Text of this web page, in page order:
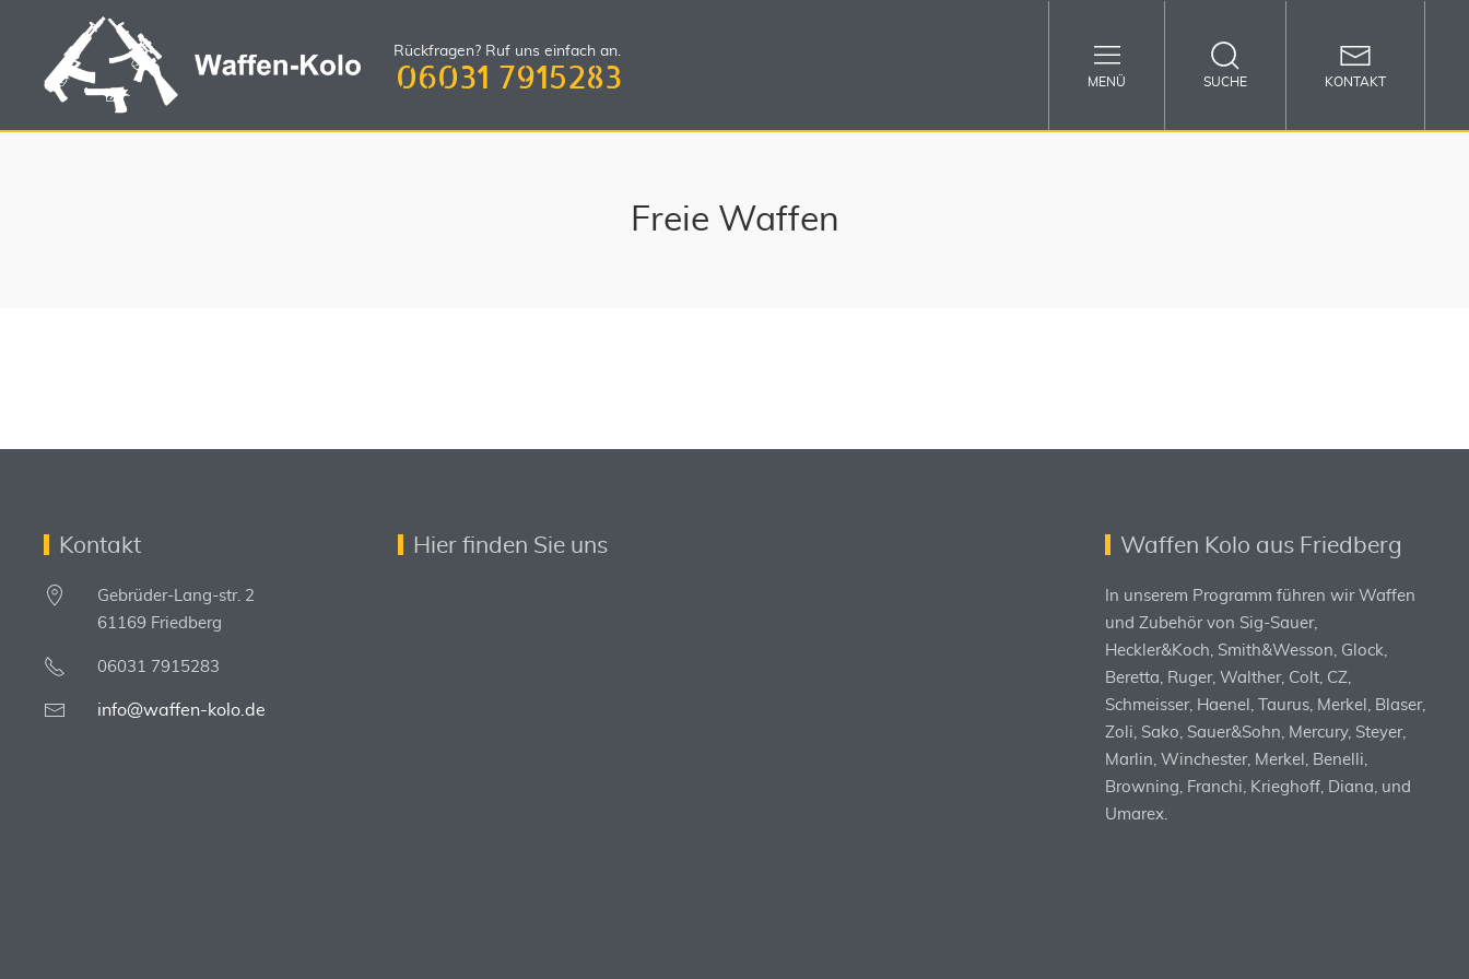
Rückfragen? Ruf uns einfach an.
06031 7915283 MENÜ SUCHE KONTAKT
Freie Waffen
Kontakt
Gebrüder-Lang-str. 2
61169 Friedberg
06031 7915283
info@waffen-kolo.de
Hier finden Sie uns Waffen Kolo aus Friedberg
In unserem Programm führen wir Waffen
und Zubehör von Sig-Sauer,
Heckler&Koch, Smith&Wesson, Glock,
Beretta, Ruger, Walther, Colt, CZ,
Schmeisser, Haenel, Taurus, Merkel, Blaser,
Zoli, Sako, Sauer&Sohn, Mercury, Steyer,
Marlin, Winchester, Merkel, Benelli,
Browning, Franchi, Krieghoff, Diana, und
Umarex.